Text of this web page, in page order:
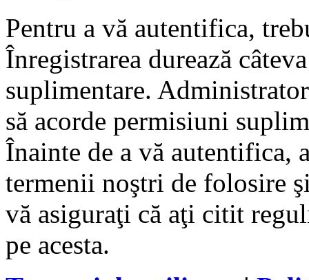
Pentru a vă autentifica,
Înregistrarea durează
suplimentare.
să acorde permisiuni
Înainte de a vă autentifica,
termenii noştri de folosire
vă asiguraţi că aţi citit
pe acesta.